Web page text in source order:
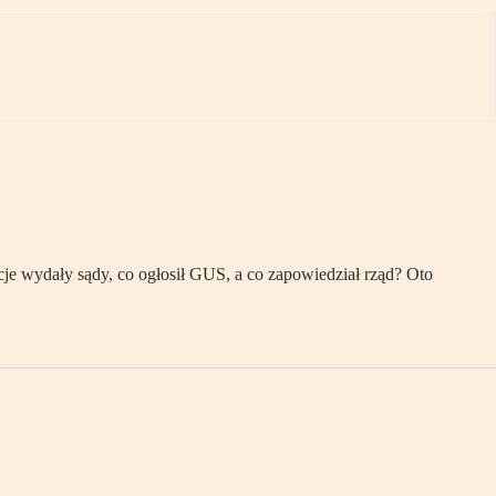
sądy, co ogłosił GUS, a co zapowiedział rząd? Oto